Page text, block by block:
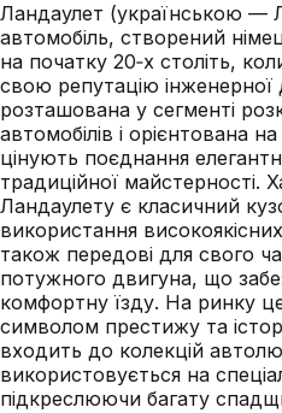
Ландаулет (українською —
автомобіль, створений
на початку 20‑х століть,
свою репутацію інженерної
розташована у сегменті
автомобілів і орієнтована
цінують поєднання
традиційної майстерності.
Ландаулету є класичний
використання
також передові для свого
потужного двигуна, що
комфортну їзду. На ринку
символом престижу та
входить до колекцій
використовується на
підкреслюючи багату